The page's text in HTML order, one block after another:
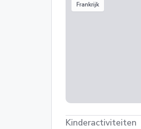
Frankrijk
Kinderactiviteiten